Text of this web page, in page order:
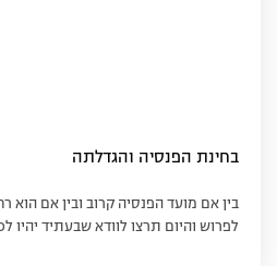
בחינת הפנסיה והגדלתה
בין אם מועד הפנסיה קרוב ובין אם הוא
לפרוש והיום תרצו לוודא שבעתיד יהיו